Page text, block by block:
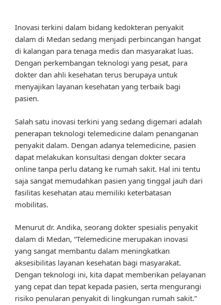
Inovasi terkini dalam bidang kedokteran penyakit
dalam di Medan sedang menjadi perbincangan hangat
di kalangan para tenaga medis dan masyarakat luas.
Dengan perkembangan teknologi yang pesat, para
dokter dan ahli kesehatan terus berupaya untuk
menyajikan layanan kesehatan yang terbaik bagi
pasien.
Salah satu inovasi terkini yang sedang digemari adalah
penerapan teknologi telemedicine dalam penanganan
penyakit dalam. Dengan adanya telemedicine, pasien
dapat melakukan konsultasi dengan dokter secara
online tanpa perlu datang ke rumah sakit. Hal ini tentu
saja sangat memudahkan pasien yang tinggal jauh dari
fasilitas kesehatan atau memiliki keterbatasan
mobilitas.
Menurut dr. Andika, seorang dokter spesialis penyakit
dalam di Medan, “Telemedicine merupakan inovasi
yang sangat membantu dalam meningkatkan
aksesibilitas layanan kesehatan bagi masyarakat.
Dengan teknologi ini, kita dapat memberikan pelayanan
yang cepat dan tepat kepada pasien, serta mengurangi
risiko penularan penyakit di lingkungan rumah sakit.”